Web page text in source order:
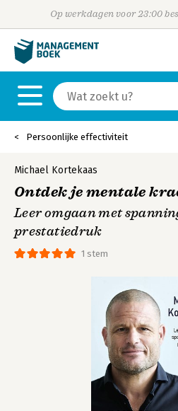
Op werkdagen voor 23:00
Persoonlijke effectiviteit
1 stem
Michael Kortekaas
Ontdek je mentale
Leer omgaan met
prestatiedruk